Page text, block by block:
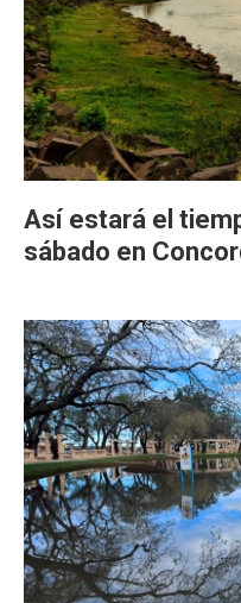
Así estará el
sábado en